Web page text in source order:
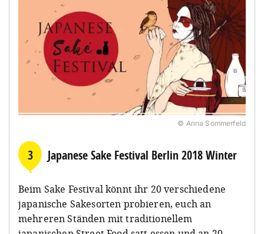
© Anna Sommerfeld
3 Japanese Sake Festival Berlin 2018 Winter
Beim Sake Festival könnt ihr 20 verschiedene
japanische Sakesorten probieren, euch an
mehreren Ständen mit traditionellem